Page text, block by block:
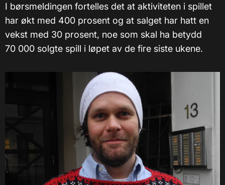
I børsmeldingen fortelles det at aktiviteten i spillet
har økt med 400 prosent og at salget har hatt en
vekst med 30 prosent, noe som skal ha betydd
70 000 solgte spill i løpet av de fire siste ukene.